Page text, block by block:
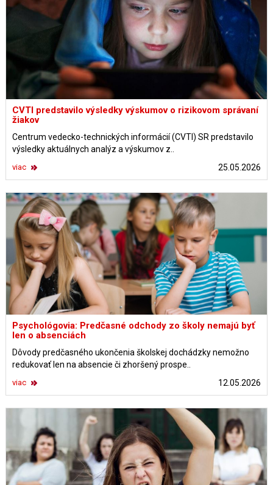
CVTI predstavilo výsledky výskumov o rizikovom správaní
žiakov
Centrum vedecko-technických informácií (CVTI) SR predstavilo
výsledky aktuálnych analýz a výskumov z..
25.05.2026
viac
Psychológovia: Predčasné odchody zo školy nemajú byť
len o absenciách
Dôvody predčasného ukončenia školskej dochádzky nemožno
redukovať len na absencie či zhoršený prospe..
12.05.2026
viac